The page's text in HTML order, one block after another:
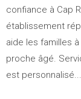
confiance à Cap
établissement
aide les familles
proche âgé.
est personnalisé...